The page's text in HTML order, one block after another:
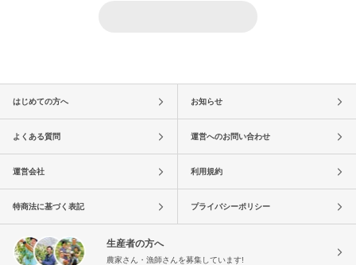
はじめての方へ お知らせ
よくある質問 運営へのお問い合わせ
運営会社 利用規約
特商法に基づく表記 プライバシーポリシー
生産者の方へ
農家さん・漁師さんを募集しています!